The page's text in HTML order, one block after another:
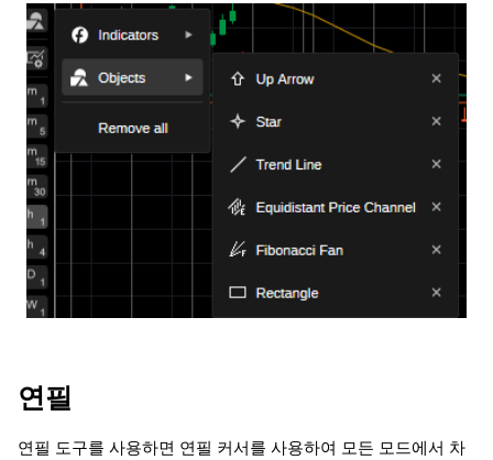
연필
연필 도구를 사용하면 연필 커서를 사용하여 모든 모드에서 차